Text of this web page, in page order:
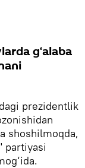
g‘alaba
prezidentlik
shoshilmoqda,
partiyasi